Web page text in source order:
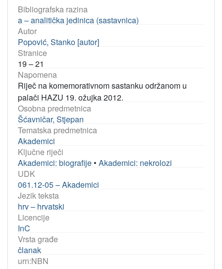
Bibliografska razina
a – analitička jedinica (sastavnica)
Autor
Popović, Stanko [autor]
Stranice
19 – 21
Napomena
Riječ na komemorativnom sastanku održanom u
palači HAZU 19. ožujka 2012.
Osobna predmetnica
Šćavničar, Stjepan
Tematska predmetnica
Akademici
Ključne riječi
Akademici: biografije • Akademici: nekrolozi
UDK
061.12-05 – Akademici
Jezik teksta
hrv – hrvatski
Licencije
InC
Vrsta građe
članak
urn:NBN